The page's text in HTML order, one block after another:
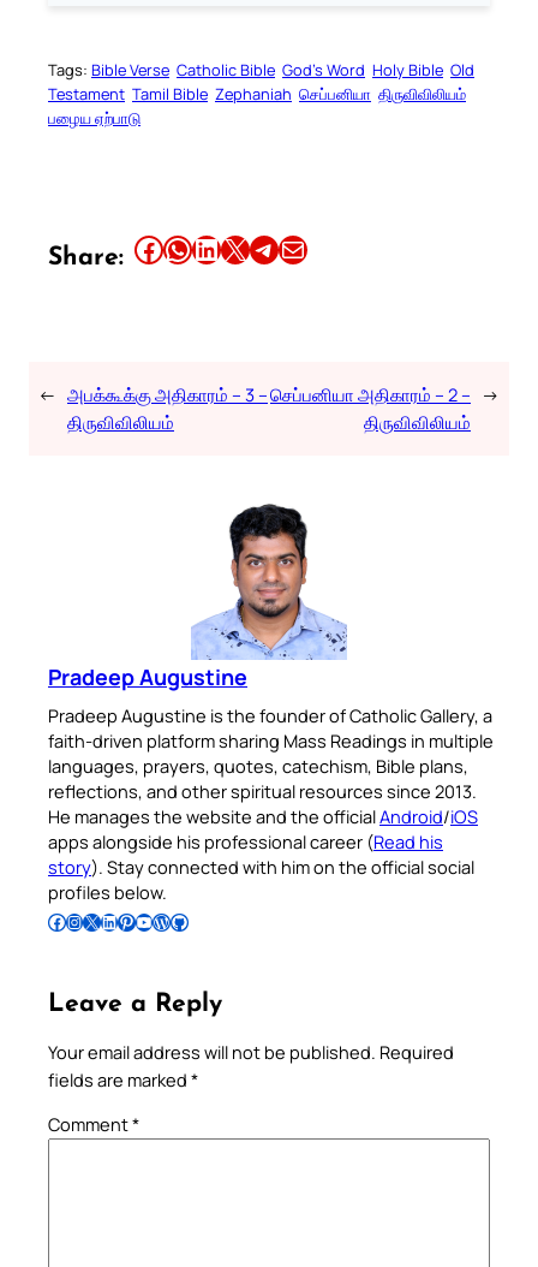
Tags: Bible Verse Catholic Bible God’s Word Holy Bible Old
Testament Tamil Bible Zephaniah செப்பனியா திருவிவிலியம்
பழைய ஏற்பாடு
Share: Share this article on Facebook Share this article on WhatsApp Share this article on LinkedIn Share this article on X Share this article on TelegramEmail this Article
← அபக்கூக்கு அதிகாரம் – 3 –
திருவிவிலியம்
செப்பனியா அதிகாரம் – 2 –
திருவிவிலியம்
→
Pradeep Augustine
Pradeep Augustine is the founder of Catholic Gallery, a
faith-driven platform sharing Mass Readings in multiple
languages, prayers, quotes, catechism, Bible plans,
reflections, and other spiritual resources since 2013.
He manages the website and the officialAndroid/iOS
apps alongside his professional career (Read his
story). Stay connected with him on the official social
profiles below.
Follow Pradeep on Facebook Follow Pradeep on InstagramFollow Pradeep on X Follow Pradeep on LinkedIn Follow Pradeep on Pinterest Subscribe to Pradeep’s Youtube Channel Follow Pradeep on WordPress Follow Pradeep on GitHub
Leave a Reply
Your email address will not be published. Required
fields are marked *
Comment*